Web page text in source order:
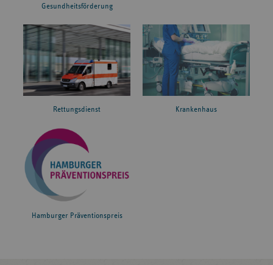
Gesundheitsförderung
Rettungsdienst Krankenhaus
Hamburger Präventionspreis